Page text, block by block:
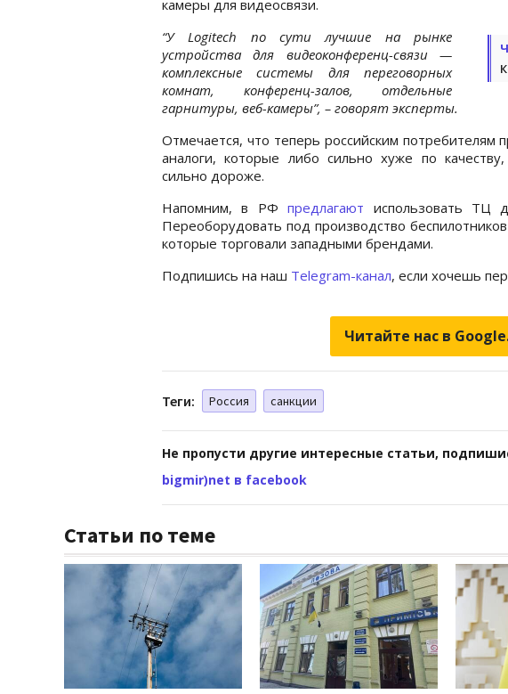
камеры для видеосвязи.
“У Logitech по сути лучшие на рынке
устройства для видеоконференц-связи —
комплексные системы для переговорных
комнат, конференц-залов, отдельные
гарнитуры, веб-камеры”, – говорят эксперты.
Отмечается, что теперь российским потребителям
аналоги, которые либо сильно хуже по
сильно дороже.
Напомним, в РФпредлагают использовать ТЦ
Переоборудовать под производство
которые торговали западными брендами.
Подпишись на наш Telegram-канал, если хочешь
Читайте нас в
Теги: Россия санкции
Не пропусти другие интересные статьи,
bigmir)net в facebook
Статьи по теме